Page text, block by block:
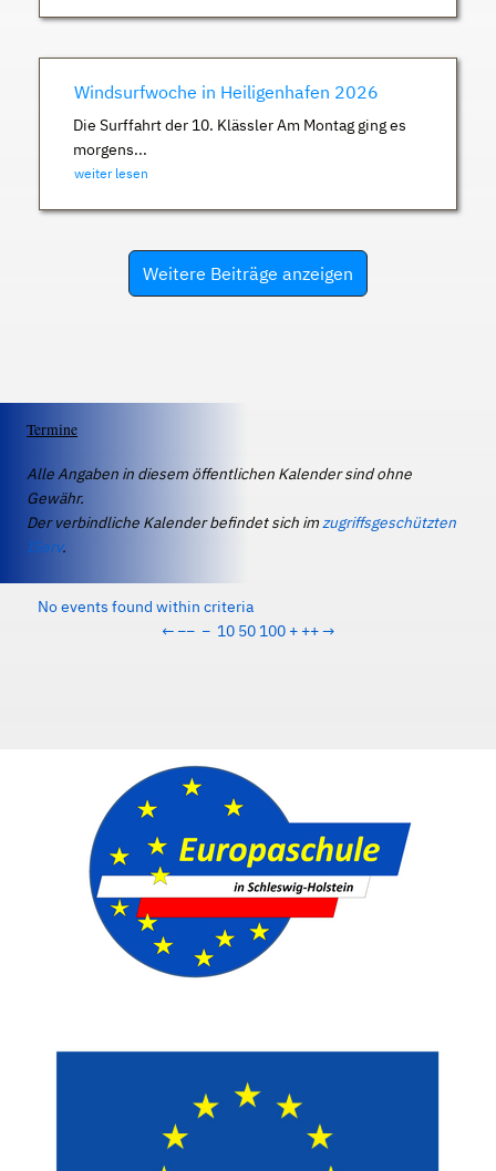
Windsurfwoche in Heiligenhafen 2026
Die Surffahrt der 10. Klässler Am Montag ging es
morgens...
weiter lesen
Weitere Beiträge anzeigen
Termine
Alle Angaben in diesem öffentlichen Kalender sind ohne
Gewähr.
Der verbindliche Kalender befindet sich imzugriffsgeschützten
IServ.
No events found within criteria
← −− − 10 50 100 + ++→